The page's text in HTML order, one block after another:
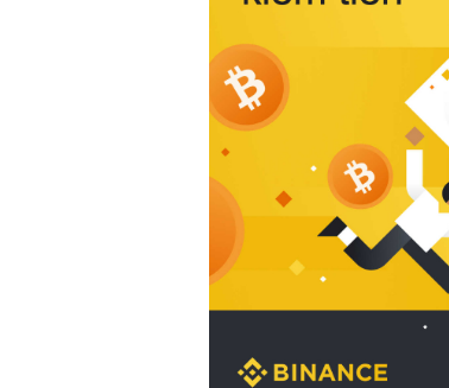
tế còn giúp ngăn ngừa
khuẩn và nấm mốc
thời tiết nóng ẩm. Bạn
thêm các nghiên cứu
động của giấc ngủ và
phòng ngủ đối với sức
người tại Sleep
Link) để có cái nhìn
2. Các tiêu chí vàng khi
chăn ga gối đệm cao
ngủ
Để sở hữu một bộ chăn
cao cấp hoàn hảo cả
công năng, người tiêu
nhắc kỹ lưỡng các tiêu